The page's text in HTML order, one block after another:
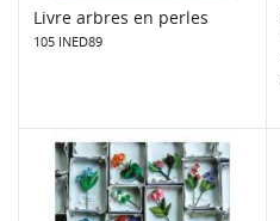
Livre arbres en perles
105 INED89